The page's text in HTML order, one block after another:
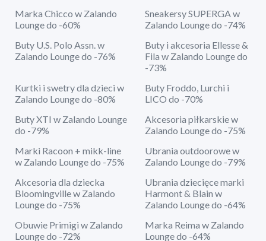
Marka Chicco w Zalando
Lounge do -60%
Sneakersy SUPERGA w
Zalando Lounge do -74%
Buty U.S. Polo Assn. w
Zalando Lounge do -76%
Buty i akcesoria Ellesse &
Fila w Zalando Lounge do
-73%
Kurtki i swetry dla dzieci w
Zalando Lounge do -80%
Buty Froddo, Lurchi i
LICO do -70%
Buty XTI w Zalando Lounge
do -79%
Akcesoria piłkarskie w
Zalando Lounge do -75%
Marki Racoon + mikk-line
w Zalando Lounge do -75%
Ubrania outdoorowe w
Zalando Lounge do -79%
Akcesoria dla dziecka
Bloomingville w Zalando
Lounge do -75%
Ubrania dziecięce marki
Harmont & Blain w
Zalando Lounge do -64%
Obuwie Primigi w Zalando
Lounge do -72%
Marka Reima w Zalando
Lounge do -64%